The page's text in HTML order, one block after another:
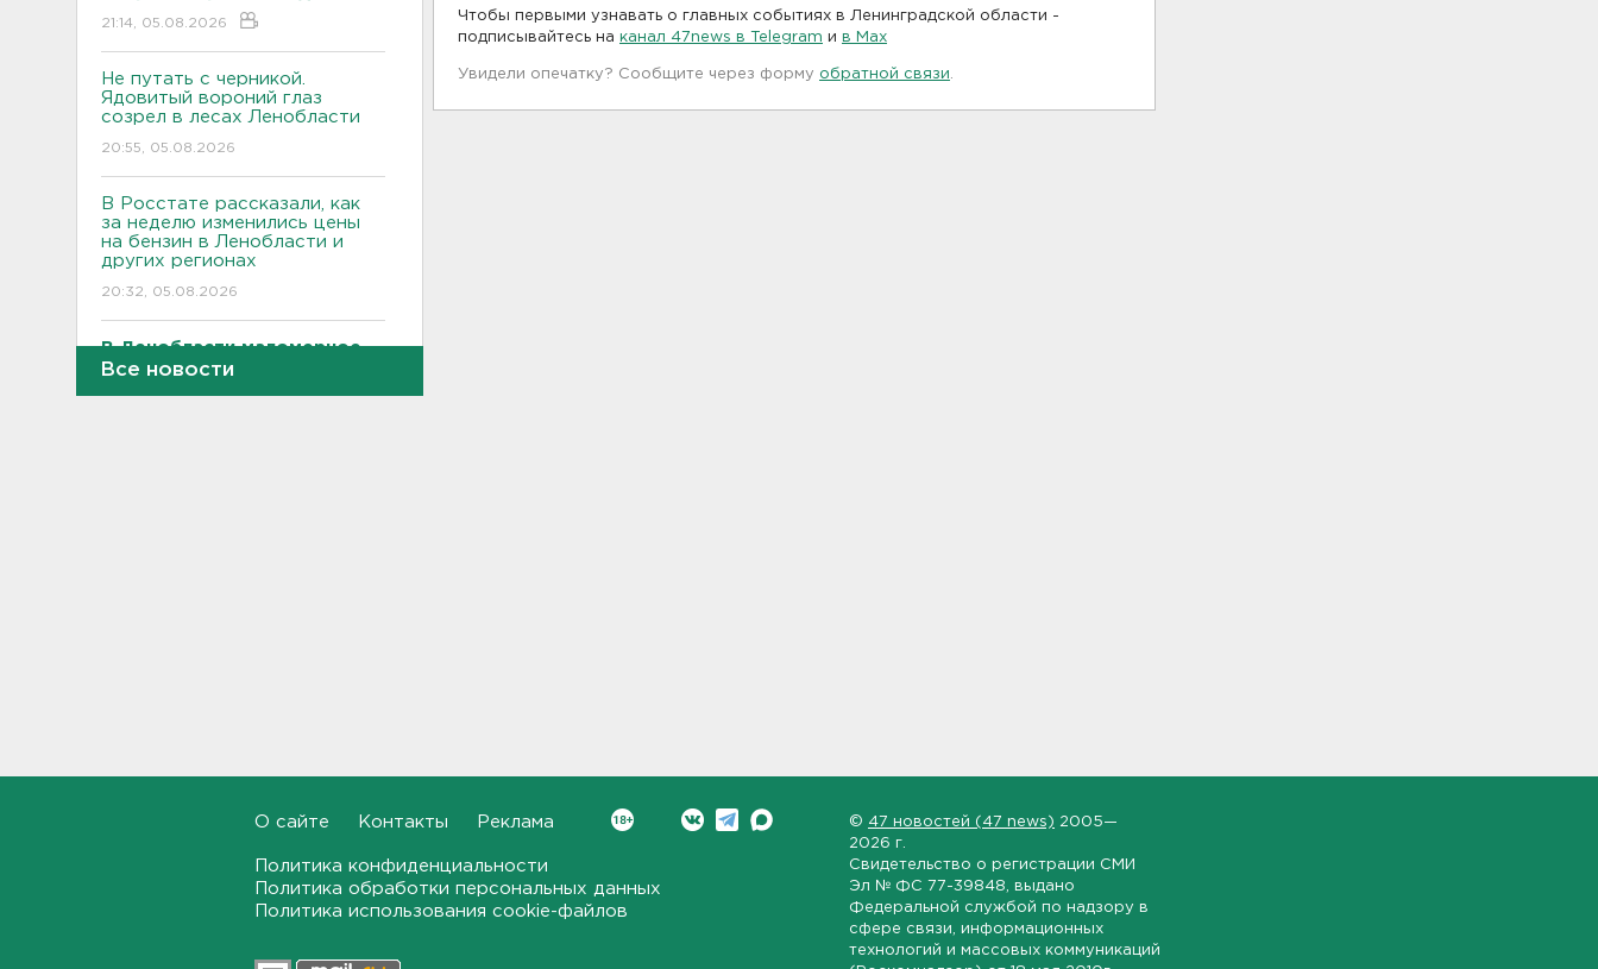
21:14, 05.08.2026
Не путать с черникой.
Ядовитый вороний глаз
созрел в лесах Ленобласти
20:55, 05.08.2026
В Росстате рассказали, как
за неделю изменились цены
на бензин в Ленобласти и
других регионах
20:32, 05.08.2026
В Ленобласти маломерное
судно наехало на матрас с
назад
Во Всеволожске построят
детсад на 140 детей
Все новости
Чтобы первыми узнавать о главных событиях в Ленинградской области -
подписывайтесь на канал 47news в Telegram и в Maх
Увидели опечатку? Сообщите через форму обратной связи
О сайте Контакты Реклама
Политика конфиденциальности
Политика обработки персональных данных
Политика использования cookie-файлов
© 47 новостей (47 news) 2005—
2026 г.
Свидетельство о регистрации СМИ
Эл № ФС 77-39848 , выдано
Федеральной службой по надзору в
сфере связи, информационных
технологий и массовых коммуникаций